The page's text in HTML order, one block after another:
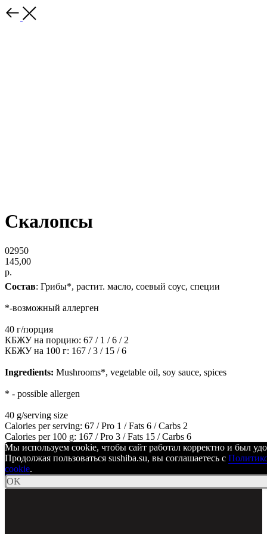
Скалопсы
02950
145,00
р.
Состав: Грибы*, растит. масло, соевый соус, специи
*-возможный аллерген
40 г/порция
КБЖУ на порцию: 67 / 1 / 6 / 2
КБЖУ на 100 г: 167 / 3 / 15 / 6
Ingredients: Mushrooms*, vegetable oil, soy sauce, spices
* - possible allergen
40 g/serving size
Calories per serving: 67 / Pro 1 / Fats 6 / Carbs 2
Calories per 100 g: 167 / Pro 3 / Fats 15 / Carbs 6
Мы используем cookie, чтобы сайт работал корректно и был
Продолжая пользоваться sushiba.su, вы соглашаетесь с
cookie.
OK